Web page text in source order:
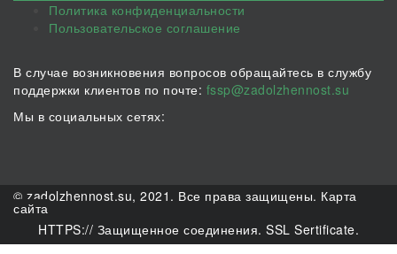
Политика конфиденциальности
Пользовательское соглашение
В случае возникновения вопросов обращайтесь в службу
поддержки клиентов по почте: fssp@zadolzhennost.su
Мы в социальных сетях:
© zadolzhennost.su, 2021. Все права защищены. Карта
сайта
HTTPS:// Защищенное соединения. SSL Sertificate.